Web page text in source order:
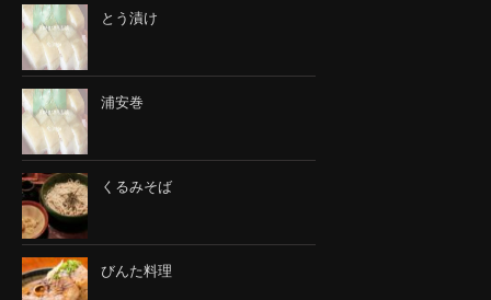
とう漬け
浦安巻
くるみそば
びんた料理